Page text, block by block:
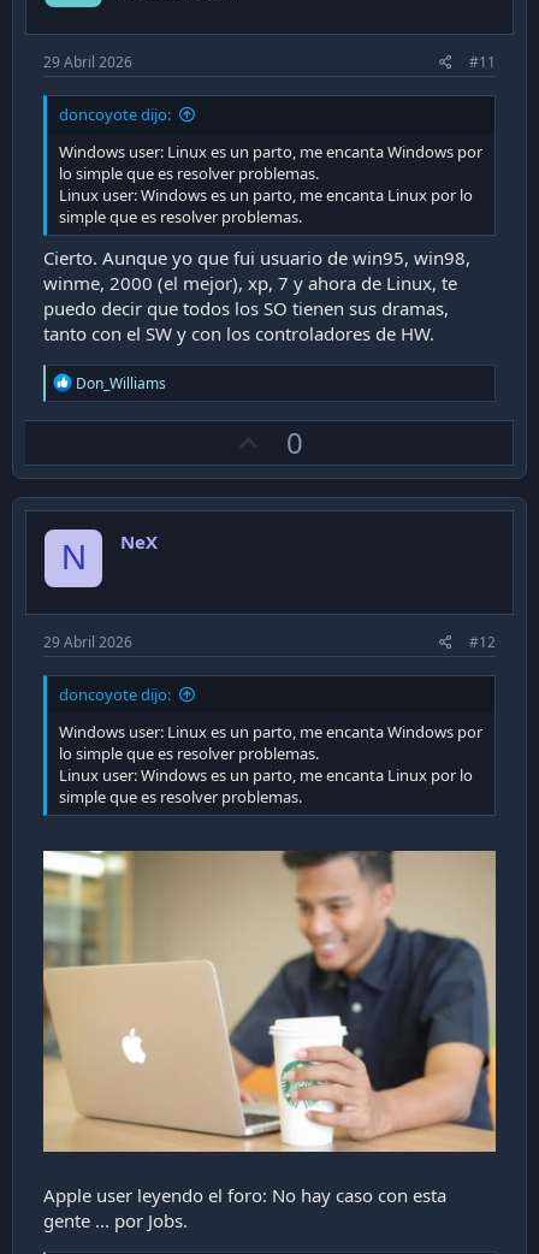
29 Abril 2026 #11
doncoyote dijo:
Windows user: Linux es un parto, me encanta Windows por
lo simple que es resolver problemas.
Linux user: Windows es un parto, me encanta Linux por lo
simple que es resolver problemas.
Cierto. Aunque yo que fui usuario de win95, win98,
winme, 2000 (el mejor), xp, 7 y ahora de Linux, te
puedo decir que todos los SO tienen sus dramas,
tanto con el SW y con los controladores de HW.
R
e
a
i
o
n
s
:
Don_Williams
p
v
0
N NeX
29 Abril 2026 #12
doncoyote dijo:
Windows user: Linux es un parto, me encanta Windows por
lo simple que es resolver problemas.
Linux user: Windows es un parto, me encanta Linux por lo
simple que es resolver problemas.
Apple user leyendo el foro: No hay caso con esta
gente ... por Jobs.